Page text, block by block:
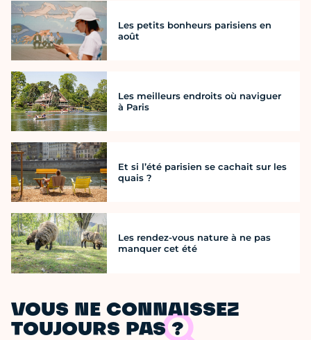
Les petits bonheurs parisiens en
août
Les meilleurs endroits où naviguer
à Paris
Et si l’été parisien se cachait sur les
quais ?
Les rendez-vous nature à ne pas
manquer cet été
VOUS NE CONNAISSEZ
TOUJOURS PAS ?